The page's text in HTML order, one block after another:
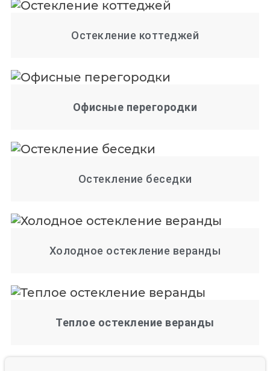
Остекление коттеджей
Офисные перегородки
Остекление беседки
Холодное остекление веранды
Теплое остекление веранды